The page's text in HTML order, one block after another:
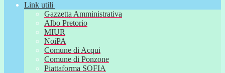
Link utili
Gazzetta Amministrativa
Albo Pretorio
MIUR
NoiPA
Comune di Acqui
Comune di Ponzone
Piattaforma SOFIA